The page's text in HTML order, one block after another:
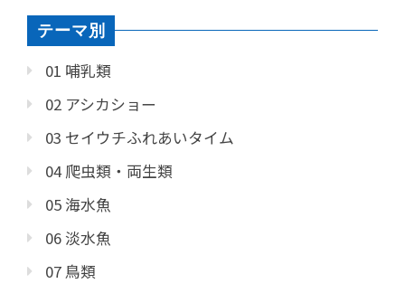
テーマ別
01 哺乳類
02 アシカショー
03 セイウチふれあいタイム
04 爬虫類・両生類
05 海水魚
06 淡水魚
07 鳥類